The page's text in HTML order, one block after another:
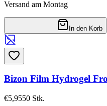
Versand am Montag
In den Korb
Bizon Film Hydrogel
€5,9550 Stk.